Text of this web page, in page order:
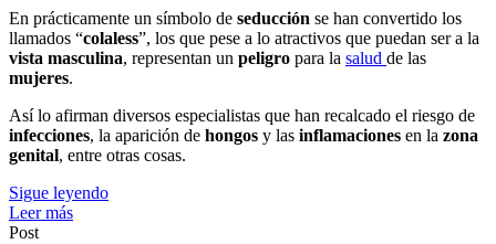
En prácticamente un símbolo de seducción se han convertido los
llamados “colaless”, los que pese a lo atractivos que puedan ser a la
vista masculina, representan un peligro para la salud de las
mujeres.
Así lo afirman diversos especialistas que han recalcado el riesgo de
infecciones, la aparición de hongos y las inflamaciones en la zona
genital, entre otras cosas.
Sigue leyendo
Leer más
Post